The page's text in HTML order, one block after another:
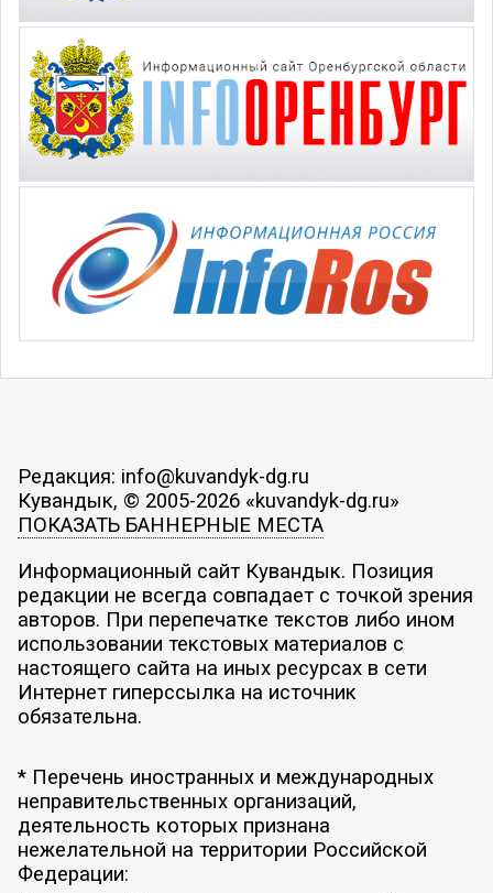
Редакция: info@kuvandyk-dg.ru
Кувандык, © 2005-2026 «kuvandyk-dg.ru»
ПОКАЗАТЬ БАННЕРНЫЕ МЕСТА
Информационный сайт Кувандык. Позиция
редакции не всегда совпадает с точкой зрения
авторов. При перепечатке текстов либо ином
использовании текстовых материалов с
настоящего сайта на иных ресурсах в сети
Интернет гиперссылка на источник
обязательна.
* Перечень иностранных и международных
неправительственных организаций,
деятельность которых признана
нежелательной на территории Российской
Федерации: